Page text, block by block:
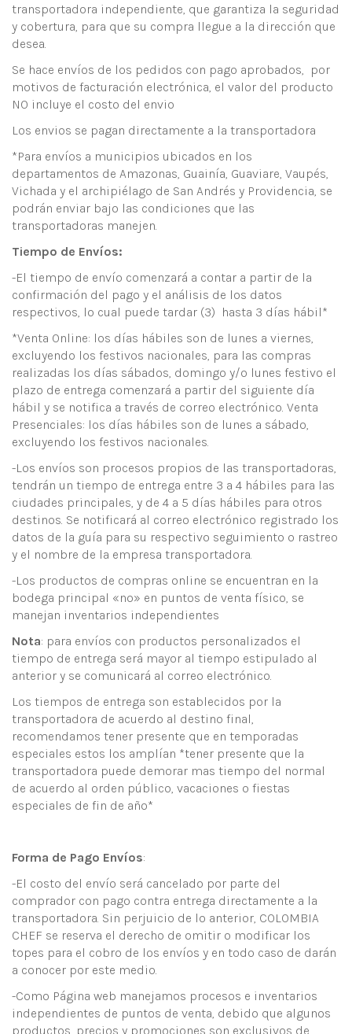
transportadora independiente, que garantiza la seguridad
y cobertura, para que su compra llegue a la dirección que
desea.
Se hace envíos de los pedidos con pago aprobados, por
motivos de facturación electrónica, el valor del producto
NO incluye el costo del envio
Los envios se pagan directamente a la transportadora
*Para envíos a municipios ubicados en los
departamentos de Amazonas, Guainía, Guaviare, Vaupés,
Vichada y el archipiélago de San Andrés y Providencia, se
podrán enviar bajo las condiciones que las
transportadoras manejen.
Tiempo de Envíos:
-El tiempo de envío comenzará a contar a partir de la
confirmación del pago y el análisis de los datos
respectivos, lo cual puede tardar (3) hasta 3 días hábil*
*Venta Online: los días hábiles son de lunes a viernes,
excluyendo los festivos nacionales, para las compras
realizadas los días sábados, domingo y/o lunes festivo el
plazo de entrega comenzará a partir del siguiente día
hábil y se notifica a través de correo electrónico. Venta
Presenciales: los días hábiles son de lunes a sábado,
excluyendo los festivos nacionales.
-Los envíos son procesos propios de las transportadoras,
tendrán un tiempo de entrega entre 3 a 4 hábiles para las
ciudades principales, y de 4 a 5 días hábiles para otros
destinos. Se notificará al correo electrónico registrado los
datos de la guía para su respectivo seguimiento o rastreo
y el nombre de la empresa transportadora.
-Los productos de compras online se encuentran en la
bodega principal «no» en puntos de venta físico, se
manejan inventarios independientes
Nota: para envíos con productos personalizados el
tiempo de entrega será mayor al tiempo estipulado al
anterior y se comunicará al correo electrónico.
Los tiempos de entrega son establecidos por la
transportadora de acuerdo al destino final,
recomendamos tener presente que en temporadas
especiales estos los amplían *tener presente que la
transportadora puede demorar mas tiempo del normal
de acuerdo al orden público, vacaciones o fiestas
especiales de fin de año*
Forma de Pago Envíos:
-El costo del envío será cancelado por parte del
comprador con pago contra entrega directamente a la
transportadora. Sin perjuicio de lo anterior, COLOMBIA
CHEF se reserva el derecho de omitir o modificar los
topes para el cobro de los envíos y en todo caso de darán
a conocer por este medio.
-Como Página web manejamos procesos e inventarios
independientes de puntos de venta, debido que algunos
productos, precios y promociones son exclusivos de